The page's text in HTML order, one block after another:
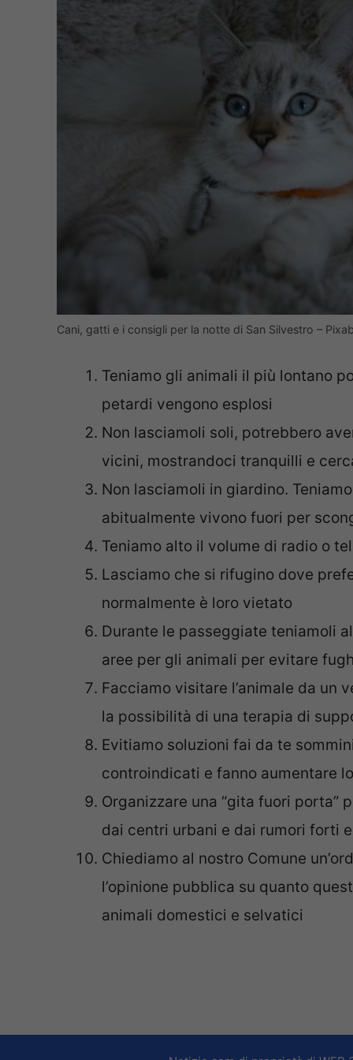
Cani, gatti e i consigli per la notte di San Silvestro –
Teniamo gli animali il più lontano
petardi vengono esplosi
Non lasciamoli soli, potrebbero
vicini, mostrandoci tranquilli e
Non lasciamoli in giardino.
abitualmente vivono fuori per
Teniamo alto il volume di radio o
Lasciamo che si rifugino dove
normalmente è loro vietato
Durante le passeggiate teniamoli
aree per gli animali per evitare
Facciamo visitare l’animale da
la possibilità di una terapia di
Evitiamo soluzioni fai da te
controindicati e fanno aumentare
Organizzare una “gita fuori porta”
dai centri urbani e dai rumori forti
Chiediamo al nostro Comune
l’opinione pubblica su quanto
animali domestici e selvatici